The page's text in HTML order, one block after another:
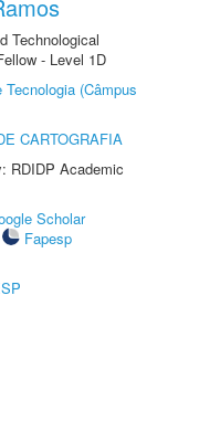
Technological
- Level 1D
(Câmpus
CARTOGRAFIA
RDIDP Academic
Scholar
Fapesp